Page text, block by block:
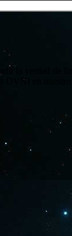
la verdad de
OVNI en nuestro